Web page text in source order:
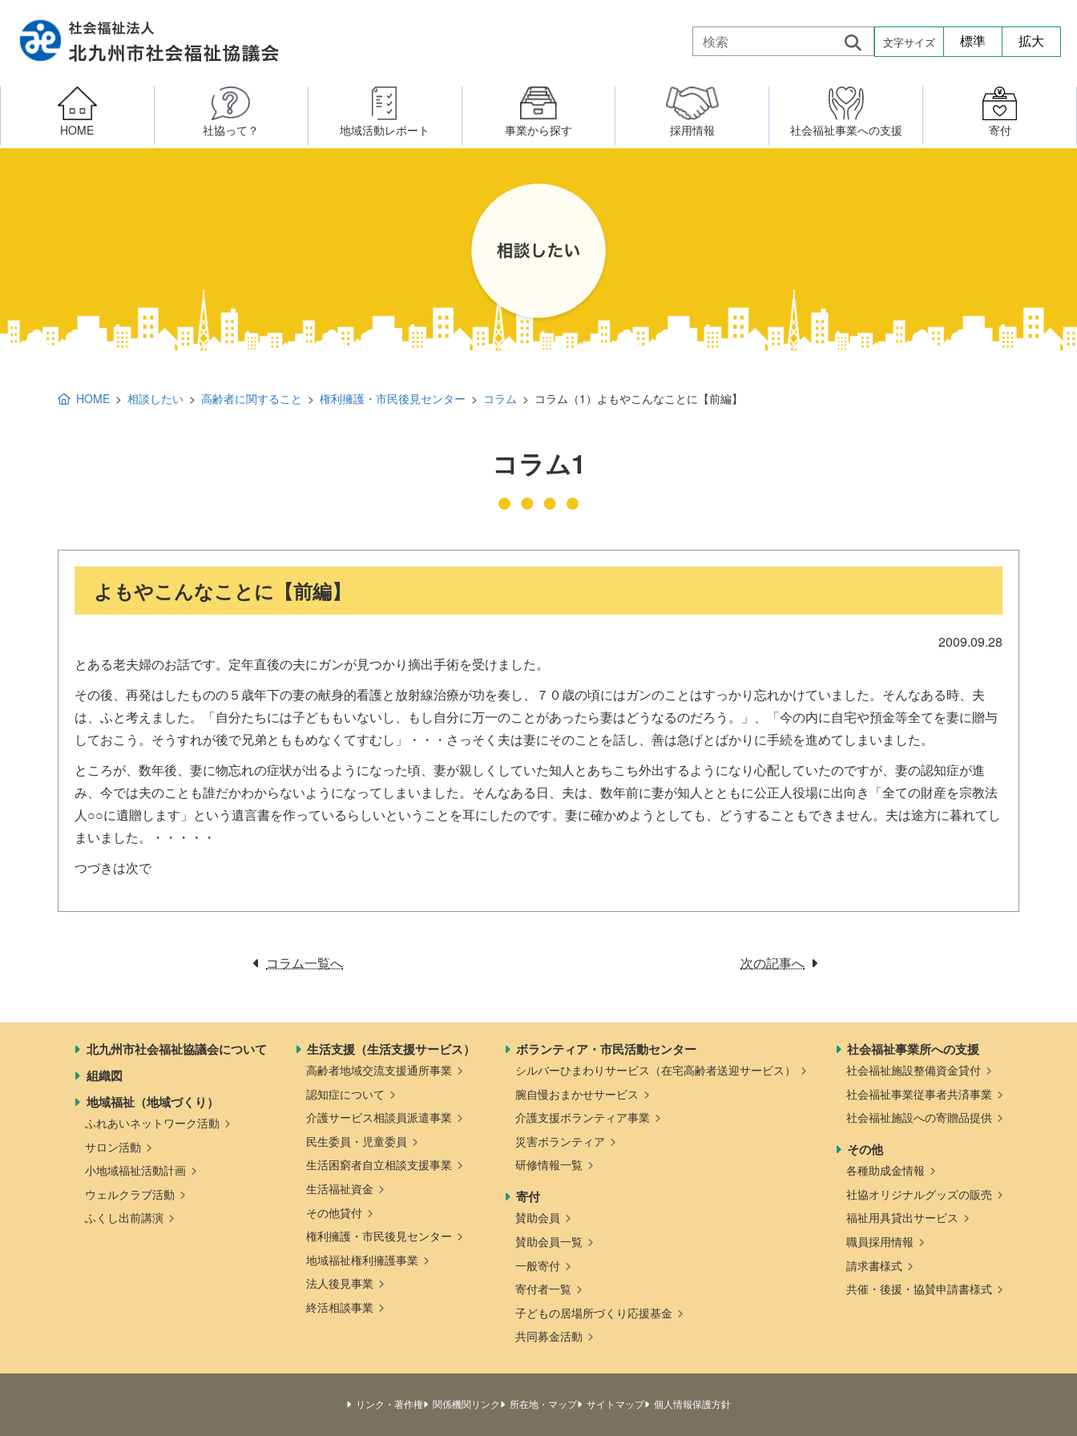
文字サイズ 標準 拡大
HOME 社協って？
八幡東区事務所 八幡西区事務所 戸畑区事務所 プチボザウルス
地域活動レポート
（旧北九州市社会福祉ボランティア大学校）
北九州シニアネットアカデミー
その他
事業から探す
障害のある人に関すること ふれあいネットワーク
ウェルクラブ活動
知りたい・学びたい
地域福祉活動計画 研修事業 発刊物
寄付したい
賛助会員になる
基金
採用情報 社会福祉事業への支援 寄付
HOME 相談したい 高齢者に関すること 権利擁護・市民後見センター コラム コラム（1）よもやこんなことに【前編】
コラム1
よもやこんなことに【前編】
2009.09.28
とある老夫婦のお話です。定年直後の夫にガンが見つかり摘出手術を受けました。
その後、再発はしたものの５歳年下の妻の献身的看護と放射線治療が功を奏し、７０歳の頃にはガンのことはすっかり忘れかけていました。そんなある時、夫
は、ふと考えました。「自分たちには子どももいないし、もし自分に万一のことがあったら妻はどうなるのだろう。」、「今の内に自宅や預金等全てを妻に贈与
しておこう。そうすれが後で兄弟とももめなくてすむし」・・・さっそく夫は妻にそのことを話し、善は急げとばかりに手続を進めてしまいました。
ところが、数年後、妻に物忘れの症状が出るようになった頃、妻が親しくしていた知人とあちこち外出するようになり心配していたのですが、妻の認知症が進
み、今では夫のことも誰だかわからないようになってしまいました。そんなある日、夫は、数年前に妻が知人とともに公正人役場に出向き「全ての財産を宗教法
人○○に遺贈します」という遺言書を作っているらしいということを耳にしたのです。妻に確かめようとしても、どうすることもできません。夫は途方に暮れてし
まいました。・・・・・
つづきは次で
コラム一覧へ 次の記事へ
北九州市社会福祉協議会について
組織図
地域福祉（地域づくり）
ふれあいネットワーク活動
サロン活動
小地域福祉活動計画
ウェルクラブ活動
ふくし出前講演
生活支援（生活支援サービス）
高齢者地域交流支援通所事業
認知症について
介護サービス相談員派遣事業
民生委員・児童委員
生活困窮者自立相談支援事業
生活福祉資金
その他貸付
権利擁護・市民後見センター
地域福祉権利擁護事業
法人後見事業
終活相談事業
ボランティア・市民活動センター
シルバーひまわりサービス（在宅高齢者送迎サービス）
腕自慢おまかせサービス
介護支援ボランティア事業
災害ボランティア
研修情報一覧
寄付
賛助会員
賛助会員一覧
一般寄付
寄付者一覧
子どもの居場所づくり応援基金
共同募金活動
社会福祉事業所への支援
社会福祉施設整備資金貸付
社会福祉事業従事者共済事業
社会福祉施設への寄贈品提供
その他
各種助成金情報
社協オリジナルグッズの販売
福祉用具貸出サービス
職員採用情報
請求書様式
共催・後援・協賛申請書様式
リンク・著作権 関係機関リンク 所在地・マップ サイトマップ 個人情報保護方針